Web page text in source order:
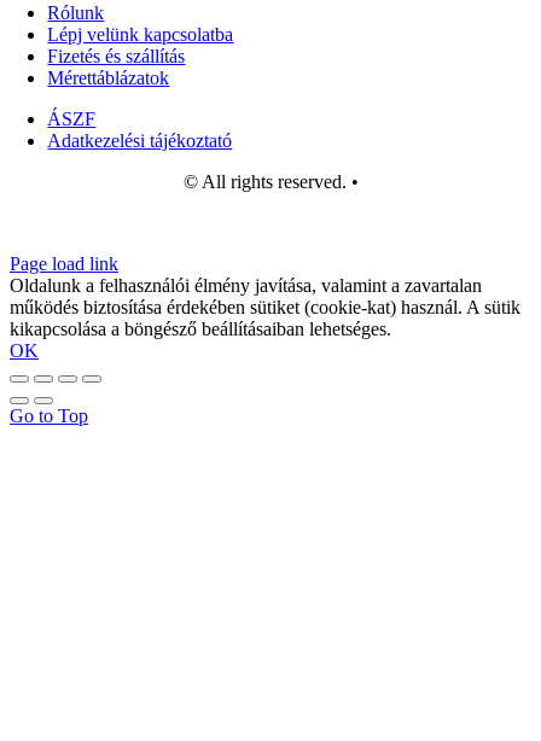
Rólunk
Lépj velünk kapcsolatba
Fizetés és szállítás
Mérettáblázatok
ÁSZF
Adatkezelési tájékoztató
© All rights reserved. •
Page load link
Oldalunk a felhasználói élmény javítása, valamint a zavartalan
működés biztosítása érdekében sütiket (cookie-kat) használ. A sütik
kikapcsolása a böngésző beállításaiban lehetséges.
OK
Go to Top